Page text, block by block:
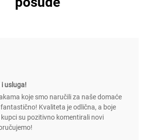
usluga!
koje smo naručili za naše domaće
Kvaliteta je odlična, a boje
su pozitivno komentirali novi